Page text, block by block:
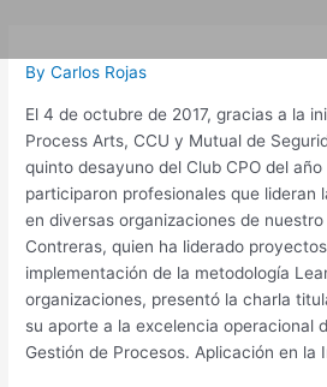
content
ByCarlos Rojas
El 4 de octubre de 2017, gracias a la
Process Arts, CCU y Mutual de
quinto desayuno del Club CPO del año
participaron profesionales que lideran
en diversas organizaciones de
Contreras, quien ha liderado
implementación de la metodología
organizaciones, presentó la charla
su aporte a la excelencia operacional
Gestión de Procesos. Aplicación en la